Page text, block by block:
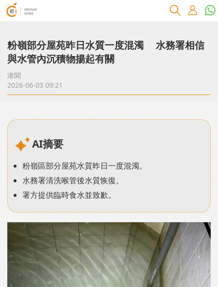
粉嶺部分屋苑昨日水質一度混濁 水務署相信
與水管內沉積物揚起有關
港聞
2026-06-03 09:21
AI摘要
粉嶺區部分屋苑水質昨日一度混濁。
水務署清洗喉管後水質恢復。
署方提供臨時食水並致歉。